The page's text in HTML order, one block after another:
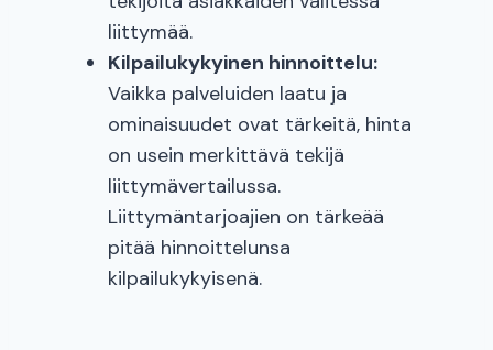
liittymää.
Kilpailukykyinen hinnoittelu:
Vaikka palveluiden laatu ja
ominaisuudet ovat tärkeitä, hinta
on usein merkittävä tekijä
liittymävertailussa.
Liittymäntarjoajien on tärkeää
pitää hinnoittelunsa
kilpailukykyisenä.